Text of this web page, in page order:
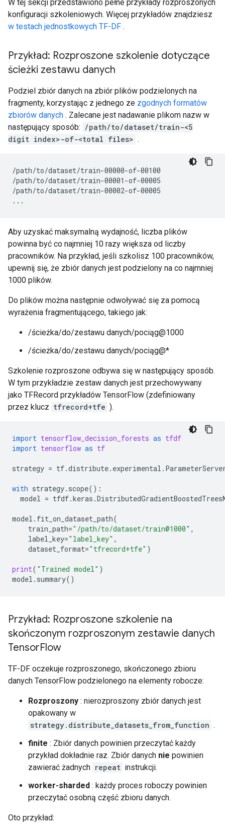
W tej sekcji przedstawiono pełne przykłady rozproszonych
konfiguracji szkoleniowych. Więcej przykładów znajdziesz
w testach jednostkowych TF-DF .
Przykład: Rozproszone szkolenie dotyczące
ścieżki zestawu danych
Podziel zbiór danych na zbiór plików podzielonych na
fragmenty, korzystając z jednego ze zgodnych formatów
zbiorów danych . Zalecane jest nadawanie plikom nazw w
następujący sposób: /path/to/dataset/train-<5
digit index>-of-<total files> .
/path/to/dataset/train-00000-of-00100
/path/to/dataset/train-00001-of-00005
/path/to/dataset/train-00002-of-00005
Aby uzyskać maksymalną wydajność, liczba plików
powinna być co najmniej 10 razy większa od liczby
pracowników. Na przykład, jeśli szkolisz 100 pracowników,
upewnij się, że zbiór danych jest podzielony na co najmniej
1000 plików.
Do plików można następnie odwoływać się za pomocą
wyrażenia fragmentującego, takiego jak:
/ścieżka/do/zestawu danych/pociąg@1000
/ścieżka/do/zestawu danych/pociąg@*
Szkolenie rozproszone odbywa się w następujący sposób.
W tym przykładzie zestaw danych jest przechowywany
jako TFRecord przykładów TensorFlow (zdefiniowany
przez klucz tfrecord+tfe ).
import tensorflow_decision_forests as tfdf
import tensorflow as tf
strategy = tf.distribute. experimental .
with strategy. scope():
model = tfdf.keras .
model . fit_on_dataset_path(
train_path="/path/to/dataset/train@1000" ,
label_key="label_key" ,
dataset_format="tfrecord+tfe" )
print( "Trained model" )
model . summary()
Przykład: Rozproszone szkolenie na
skończonym rozproszonym zestawie danych
TensorFlow
TF-DF oczekuje rozproszonego, skończonego zbioru
danych TensorFlow podzielonego na elementy robocze:
Rozproszony : nierozproszony zbiór danych jest
opakowany w
strategy.distribute_datasets_from_function .
finite : Zbiór danych powinien przeczytać każdy
przykład dokładnie raz. Zbiór danych nie powinien
zawierać żadnych repeat instrukcji.
worker-sharded : każdy proces roboczy powinien
przeczytać osobną część zbioru danych.
Oto przykład: